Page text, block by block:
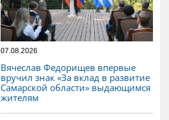
07.08.2026
Вячеслав Федорищев впервые
вручил знак «За вклад в развитие
Самарской области» выдающимся
жителям